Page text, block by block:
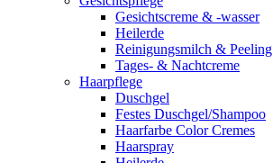
Gesichtscreme & -wasser
Heilerde
Reinigungsmilch & Peeling
Tages- & Nachtcreme
Haarpflege
Duschgel
Festes Duschgel/Shampoo
Haarfarbe Color Cremes
Haarspray